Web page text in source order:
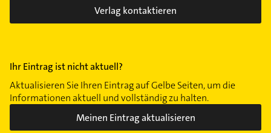
Verlag kontaktieren
Ihr Eintrag ist nicht aktuell?
Aktualisieren Sie Ihren Eintrag auf Gelbe Seiten, um die
Informationen aktuell und vollständig zu halten.
Meinen Eintrag aktualisieren